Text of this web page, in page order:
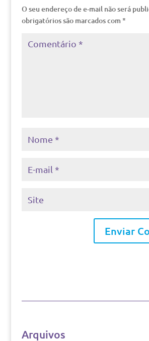
O seu endereço de e-mail não será
obrigatórios são marcados com *
Arquivos